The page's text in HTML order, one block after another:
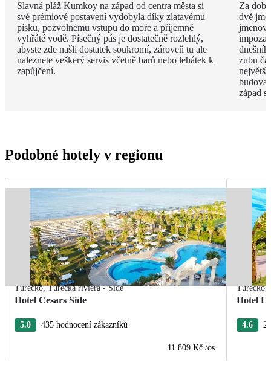
Slavná pláž Kumkoy na západ od centra města si
své prémiové postavení vydobyla díky zlatavému
písku, pozvolnému vstupu do moře a příjemně
vyhřáté vodě. Písečný pás je dostatečně rozlehlý,
abyste zde našli dostatek soukromí, zároveň tu ale
naleznete veškerý servis včetně barů nebo lehátek k
zapůjčení.
Za dob
dvě
zubu
největší
budova
západ
Podobné hotely v regionu
Turecko,Turecká riviéra - Side
Hotel Cesars Side
5.0 435 hodnocení zákazníků
11 809 Kč /os.
Turecko,
Hotel
4.6